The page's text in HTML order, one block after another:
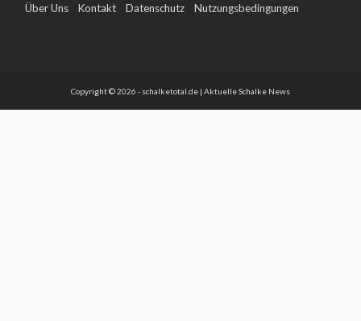
Über Uns Kontakt Datenschutz Nutzungsbedingungen
Copyright © 2026 - schalketotal.de | Aktuelle Schalke News